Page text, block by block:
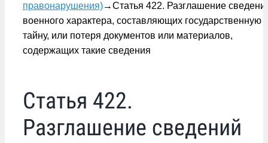
правонарушения)→Статья 422. Разглашение
военного характера, составляющих государственную
тайну, или потеря документов или материалов,
содержащих такие сведения
Статья 422.
Разглашение сведений